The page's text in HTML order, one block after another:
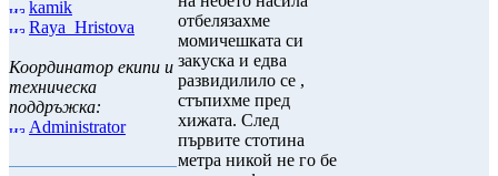
kamik
Raya_Hristova
Координатор екипи и
техническа
поддръжка:
Administrator
отбелязахме
момичешката си
закуска и едва
развидилило се ,
стъпихме пред
хижата. След
първите стотина
метра никой не го бе